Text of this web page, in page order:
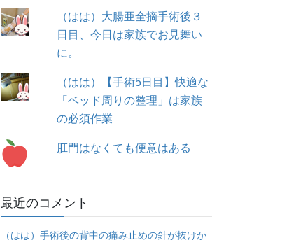
ー
（はは）大腸亜全摘手術後３
日目、今日は家族でお見舞い
に。
（はは）【手術5日目】快適な
「ベッド周りの整理」は家族
の必須作業
肛門はなくても便意はある
最近のコメント
（はは）手術後の背中の痛み止めの針が抜けか